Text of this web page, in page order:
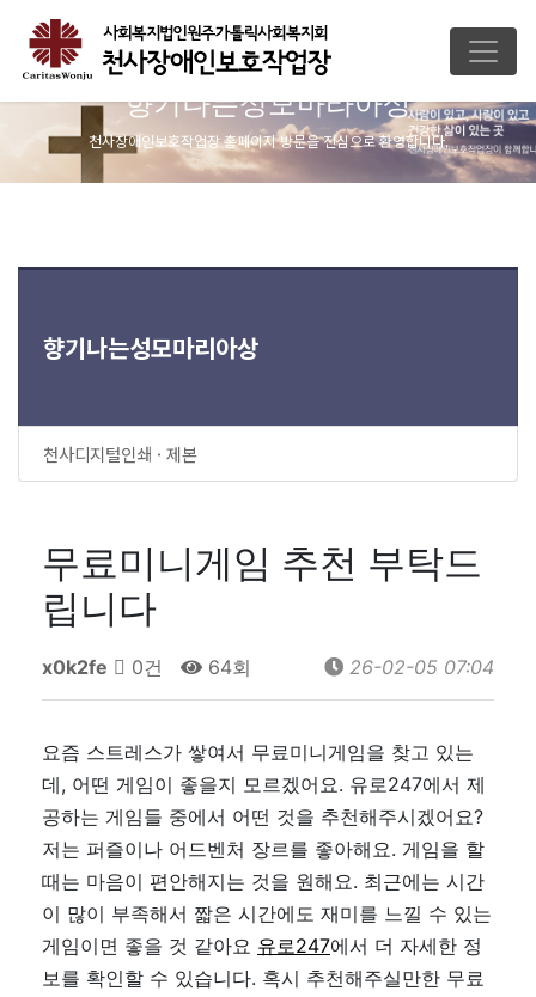
향기나는성모마라아상
천사장애인보호작업장 홈페이지 방문을 진심으로 환영합니다.
향기나는성모마리아상
천사디지털인쇄 · 제본
무료미니게임 추천 부탁드
립니다
x0k2fe 0건 64회 26-02-05 07:04
요즘 스트레스가 쌓여서 무료미니게임을 찾고 있는
데, 어떤 게임이 좋을지 모르겠어요. 유로247에서 제
공하는 게임들 중에서 어떤 것을 추천해주시겠어요?
저는 퍼즐이나 어드벤처 장르를 좋아해요. 게임을 할
때는 마음이 편안해지는 것을 원해요. 최근에는 시간
이 많이 부족해서 짧은 시간에도 재미를 느낄 수 있는
게임이면 좋을 것 같아요 유로247에서 더 자세한 정
보를 확인할 수 있습니다. 혹시 추천해주실만한 무료